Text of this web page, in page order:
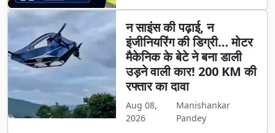
न साइंस की पढ़ाई, न
इंजीनियरिंग की डिग्री… मोटर
मैकेनिक के बेटे ने बना डाली
उड़ने वाली कार! 200 KM की
रफ्तार का दावा
Aug 08,
2026
Manishankar
Pandey